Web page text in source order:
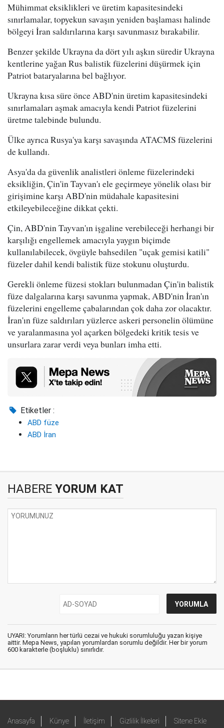
Mühimmat eksiklikleri ve üretim kapasitesindeki
sınırlamalar, topyekun savaşın yeniden başlaması halinde
bölgeyi İran saldırılarına karşı savunmasız bırakabilir.
Benzer şekilde Ukrayna da dört yılı aşkın süredir Ukrayna
kentlerine yağan Rus balistik füzelerini düşürmek için
Patriot bataryalarına bel bağlıyor.
Ukrayna kısa süre önce ABD'nin üretim kapasitesindeki
sınırlamaları aşmak amacıyla kendi Patriot füzelerini
üretme talebinde bulundu.
Ülke ayrıca Rusya'ya karşı savaşında ATACMS füzelerini
de kullandı.
Asya'da da güvenlik analistleri önleme füzelerindeki
eksikliğin, Çin'in Tayvan'ı ele geçirmeye yönelik olası bir
girişimine karşı ABD'nin müdahale kapasitesini
etkileyebileceğine dikkat çekti.
Çin, ABD'nin Tayvan'ın işgaline verebileceği herhangi bir
karşılığı engellemek amacıyla yaygın biçimde
kullanılabilecek, övgüyle bahsedilen "uçak gemisi katili"
füzeler dahil kendi balistik füze stokunu oluşturdu.
Gerekli önleme füzesi stokları bulunmadan Çin'in balistik
füze dalgalarına karşı savunma yapmak, ABD'nin İran'ın
füzelerini engelleme çabalarından çok daha zor olacaktır.
İran'ın füze saldırıları yüzlerce askeri personelin ölümüne
ve yaralanmasına yol açarken bölgedeki kritik tesis ve
unsurlara zarar verdi veya bunları imha etti.
Etiketler :
ABD füze
ABD İran
HABERE YORUM KAT
UYARI: Yorumların her türlü cezai ve hukuki sorumluluğu yazan kişiye
aittir. Mepa News, yapılan yorumlardan sorumlu değildir. Her bir yorum
600 karakterle (boşluklu) sınırlıdır.
Anasayfa Künye İletişim Gizlilik İlkeleri Sitene Ekle